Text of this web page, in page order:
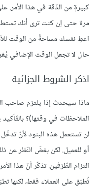
كبيرةٍ من الدّقة في هذا الأمر.
مرة حتى إن كنت ترى أنك
اعطِ نفسك مساحةً من الوقت
حال لا تجعل الوقت الإضافي
اذكر الشروط الجزائية
ماذا سيحدث إذا يلتزم صاحب
الملاحظات في وقتها)؟
لن تستعمل هذه البنود لأنّ
أو للعميل. لكن بغضّ النّظر عن
التزام الطّرَفين. تذكّر أنّ هذا
تُطبّق على العملاء فقط، لكنها